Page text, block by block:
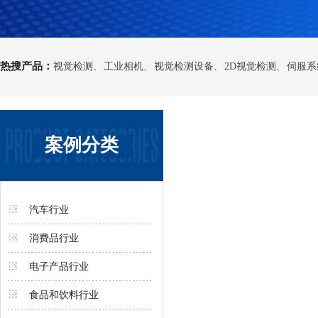
热搜产品： 视觉检测 、 工业相机、 视觉检测设备、 2D视觉检测 、 伺服
案例分类
汽车行业
消费品行业
电子产品行业
食品和饮料行业